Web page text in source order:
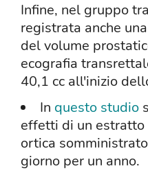
Infine, nel gruppo
registrata anche
del volume
ecografia
40,1 cc all'inizio
In questo studio
effetti di un estratto
ortica
giorno per un anno.